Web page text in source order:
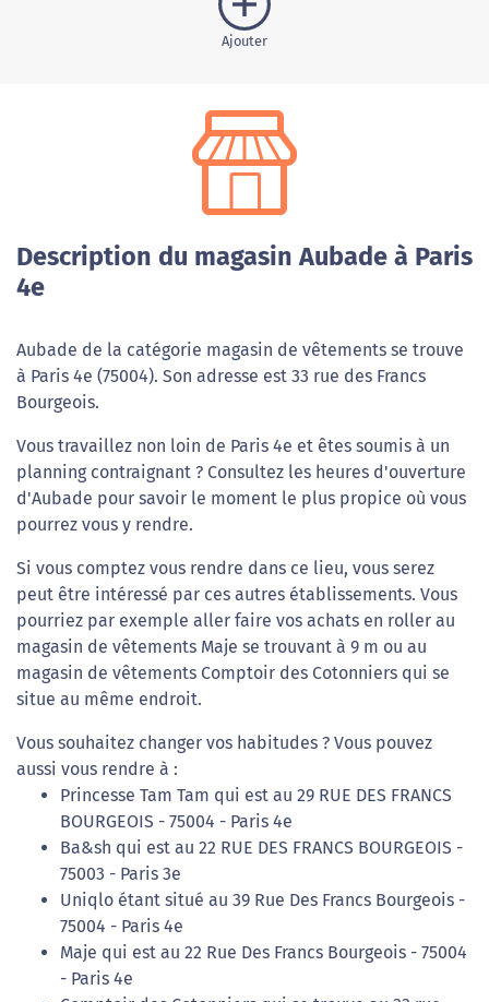
Ajouter
Description du magasin Aubade à Paris
4e
Aubade de la catégorie magasin de vêtements se trouve
à Paris 4e (75004). Son adresse est 33 rue des Francs
Bourgeois.
Vous travaillez non loin de Paris 4e et êtes soumis à un
planning contraignant ? Consultez les heures d'ouverture
d'Aubade pour savoir le moment le plus propice où vous
pourrez vous y rendre.
Si vous comptez vous rendre dans ce lieu, vous serez
peut être intéressé par ces autres établissements. Vous
pourriez par exemple aller faire vos achats en roller au
magasin de vêtements Maje se trouvant à 9 m ou au
magasin de vêtements Comptoir des Cotonniers qui se
situe au même endroit.
Vous souhaitez changer vos habitudes ? Vous pouvez
aussi vous rendre à :
Princesse Tam Tam qui est au 29 RUE DES FRANCS
BOURGEOIS - 75004 - Paris 4e
Ba&sh qui est au 22 RUE DES FRANCS BOURGEOIS -
75003 - Paris 3e
Uniqlo étant situé au 39 Rue Des Francs Bourgeois -
75004 - Paris 4e
Maje qui est au 22 Rue Des Francs Bourgeois - 75004
- Paris 4e